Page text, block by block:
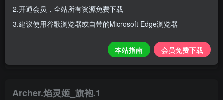
会员尊享全站资源【免费下载】！
1.为了资源不失效！请不要在线解压！
3.有任何问题请联系客服或评论留言。
Archer.焰灵姬_旗袍.1
2.开通会员，全站所有资源免费下载
3.建议使用谷歌浏览器或自带的Microsoft Edge浏览器
本站指南 会员免费下载